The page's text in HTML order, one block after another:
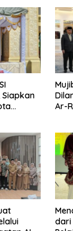
Siapkan
Ar-
dari